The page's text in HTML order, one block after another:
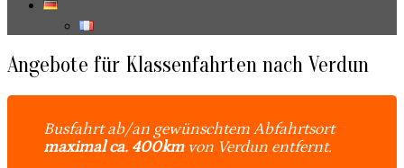
Angebote für Klassenfahrten nach Verdun
Busfahrt ab/an gewünschtem Abfahrtsort
maximal ca. 400kmvon Verdun entfernt.